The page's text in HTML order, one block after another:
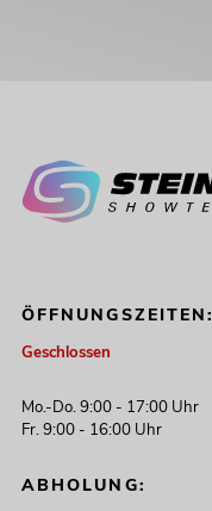
ÖFFNUNGSZEITEN:
Geschlossen
Mo.-Do. 9:00 - 17:00 Uhr
Fr. 9:00 - 16:00 Uhr
ABHOLUNG: